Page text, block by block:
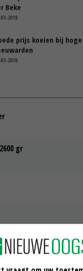
Beke
2018
prijs koeien bij
2018
gr
MEER MARKTPRIJZEN